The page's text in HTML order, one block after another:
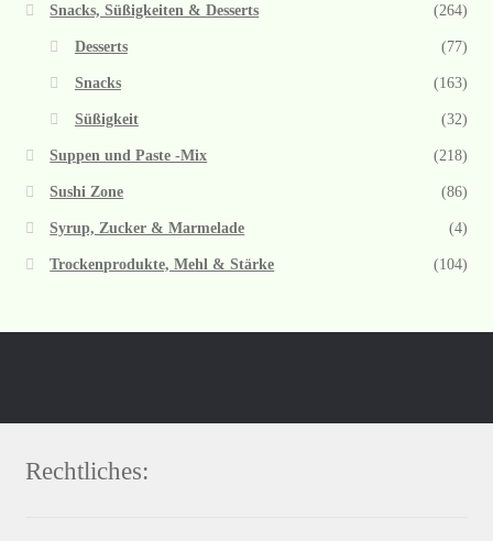
Snacks, Süßigkeiten & Desserts (264)
Desserts (77)
Snacks (163)
Süßigkeit (32)
Suppen und Paste -Mix (218)
Sushi Zone (86)
Syrup, Zucker & Marmelade (4)
Trockenprodukte, Mehl & Stärke (104)
Rechtliches: